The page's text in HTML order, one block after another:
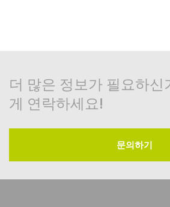
더 많은 정보가 필요하신
게 연락하세요!
문의하기